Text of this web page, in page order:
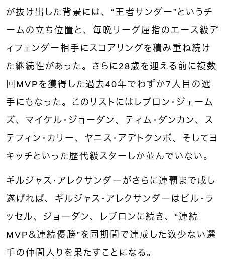
が抜け出した背景には、“王者サンダー”というチ
ームの立ち位置と、毎晩リーグ屈指のエース級デ
ィフェンダー相手にスコアリングを積み重ね続け
た継続性があった。 さらに28歳を迎える前に複数
回MVPを獲得した過去40年でわずか7人目の選
手にもなった。このリストにはレブロン・ジェーム
ズ、マイケル・ジョーダン、ティム・ダンカン、ス
テフィン・カリー、ヤニス・アデトクンボ、そしてヨ
キッチといった歴代級スターしか並んでいない。
ギルジャス・アレクサンダーがさらに連覇まで成し
遂げれば、ギルジャス・アレクサンダーはビル・ラ
ッセル、ジョーダン、レブロンに続き、“連続
MVP＆連続優勝”を同期間で達成した数少ない選
手の仲間入りを果たすことになる。